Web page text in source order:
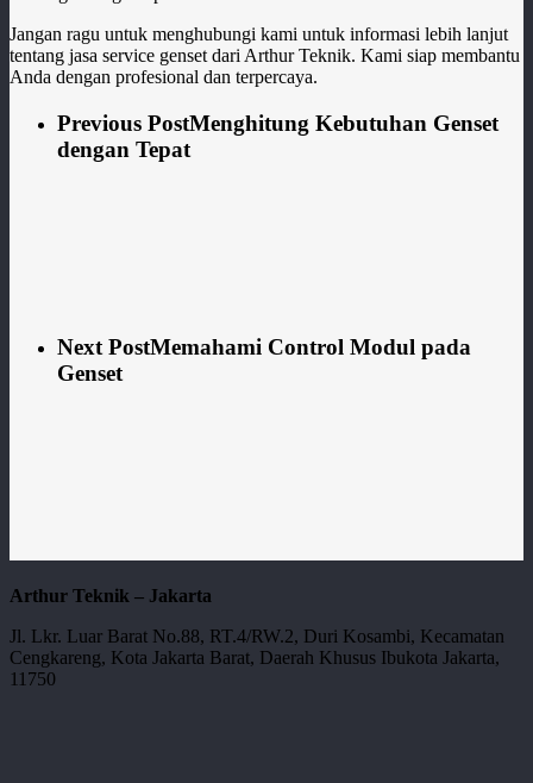
Jangan ragu untuk menghubungi kami untuk informasi lebih lanjut
tentang jasa service genset dari Arthur Teknik. Kami siap membantu
Anda dengan profesional dan terpercaya.
Previous PostMenghitung Kebutuhan Genset
dengan Tepat
Next PostMemahami Control Modul pada
Genset
Arthur Teknik – Jakarta
Jl. Lkr. Luar Barat No.88, RT.4/RW.2, Duri Kosambi, Kecamatan
Cengkareng, Kota Jakarta Barat, Daerah Khusus Ibukota Jakarta,
11750